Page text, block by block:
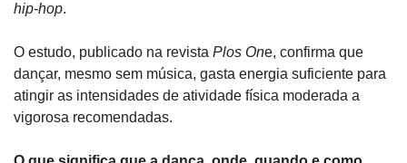
hip-hop.
O estudo, publicado na revista Plos One, confirma que
dançar, mesmo sem música, gasta energia suficiente para
atingir as intensidades de atividade física moderada a
vigorosa recomendadas.